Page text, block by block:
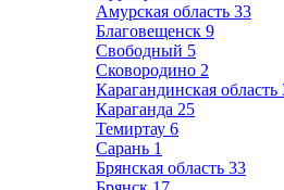
Амурская область 33
Благовещенск 9
Свободный 5
Сковородино 2
Карагандинская область
Караганда 25
Темиртау 6
Сарань 1
Брянская область 33